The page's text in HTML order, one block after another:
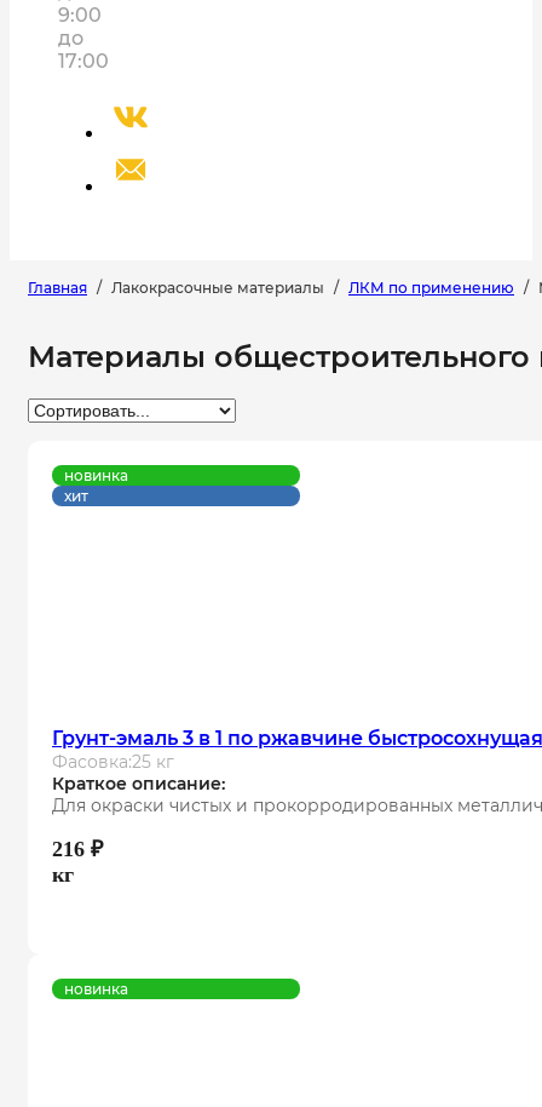
9:00
до
17:00
Главная / Лакокрасочные материалы / ЛКМ по применению /
Материалы
новинка
хит
Грунт-эмаль 3 в 1 по ржавчине
Фасовка:25 кг
Краткое описание:
Для окраски чистых и прокорродированных
216 ₽
кг
новинка